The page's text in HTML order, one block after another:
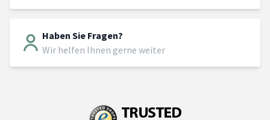
Haben Sie Fragen?
Wir helfen Ihnen gerne weiter